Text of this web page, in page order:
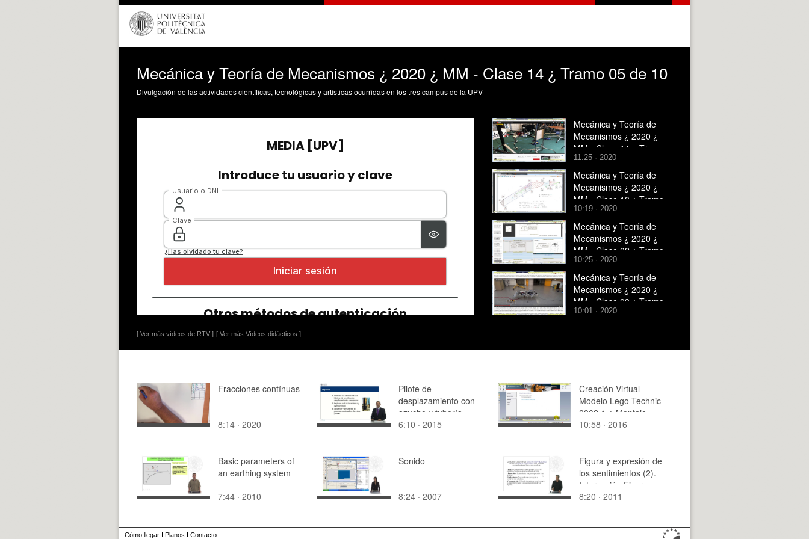
Mecánica y Teoría de Mecanismos ¿ 2020 ¿ MM - Clase 14 ¿ Tramo 05 de 10
Divulgación de las actividades científicas, tecnológicas y artísticas ocurridas en los tres campus de la UPV
[ Ver más vídeos de RTV ] [ Ver más Vídeos didácticos ]
Mecánica y Teoría de
Mecanismos ¿ 2020 ¿
MM - Clase 14 ¿ Tramo
10 de 10
11:25 · 2020
Mecánica y Teoría de
Mecanismos ¿ 2020 ¿
MM - Clase 10 ¿ Tramo
05 de 10
10:19 · 2020
Mecánica y Teoría de
Mecanismos ¿ 2020 ¿
MM - Clase 02 ¿ Tramo
05 de 10
10:25 · 2020
Mecánica y Teoría de
Mecanismos ¿ 2020 ¿
MM - Clase 03 ¿ Tramo
05 de 10
10:01 · 2020
Fracciones contínuas
8:14 · 2020
Pilote de
desplazamiento con
azuche y tubería
recuperable
6:10 · 2015
Creación Virtual
Modelo Lego Technic
8862-1 ¿ Montaje
Modelo ¿ 24 de 44
10:58 · 2016
Basic parameters of
an earthing system
7:44 · 2010
Sonido
8:24 · 2007
Figura y expresión de
los sentimientos (2).
Interacción Figura-
Fondo
8:20 · 2011
Cómo llegar I Planos I Contacto